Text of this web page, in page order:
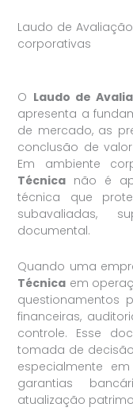
Laudo de
corporativas
O Laudo de
apresenta a
de mercado, as
conclusão de
Em ambiente
Técnica não é
técnica que
subavaliadas,
documental.
Quando uma
Técnica em
questionamentos
financeiras,
controle. Esse
tomada de
especialmente
garantias
atualização